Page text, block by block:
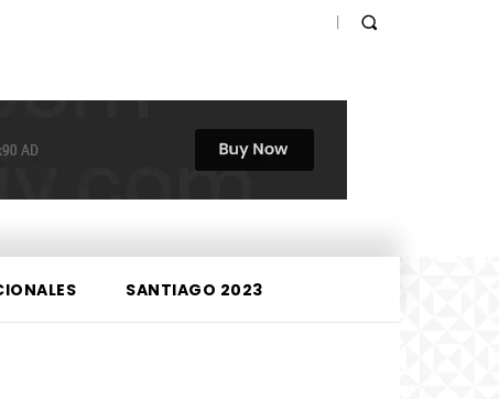
SANTIAGO 2023